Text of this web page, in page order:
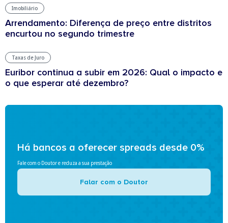
Imobiliário
Arrendamento: Diferença de preço entre distritos
encurtou no segundo trimestre
Taxas de Juro
Euribor continua a subir em 2026: Qual o impacto e
o que esperar até dezembro?
Há bancos a oferecer spreads desde 0%
Fale com o Doutor e reduza a sua prestação
Falar com o Doutor